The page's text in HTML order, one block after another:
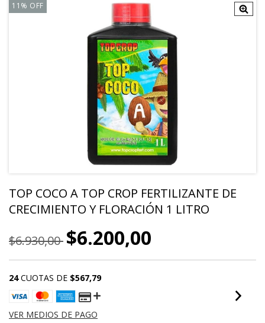
11 % OFF
TOP COCO A TOP CROP FERTILIZANTE DE
CRECIMIENTO Y FLORACIÓN 1 LITRO
$6.930,00 $6.200,00
24 CUOTAS DE $567,79
VER MEDIOS DE PAGO